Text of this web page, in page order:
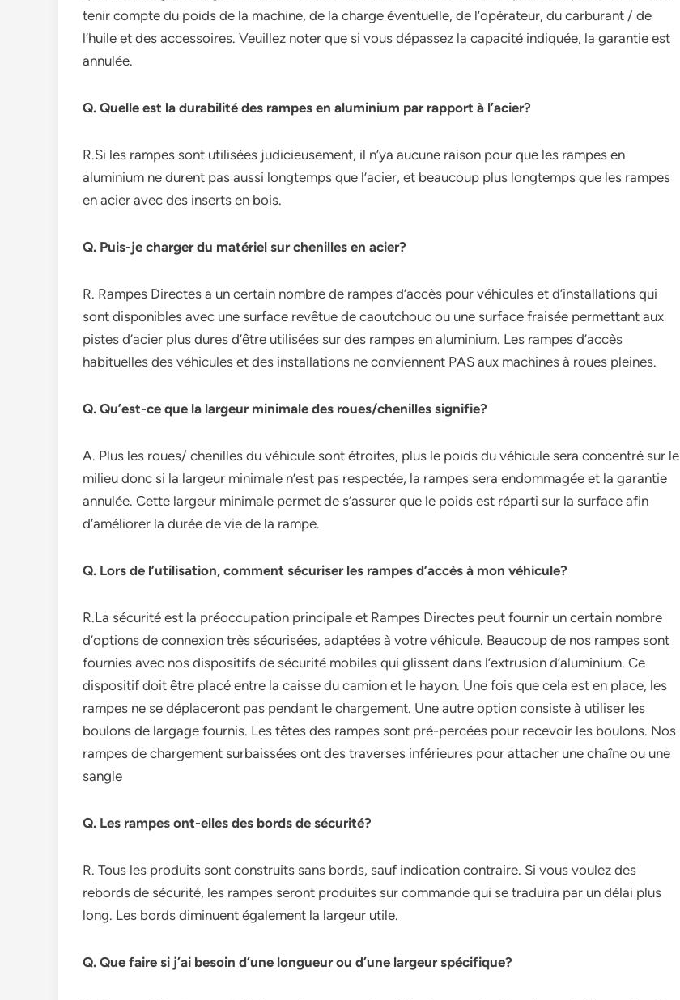
tenir compte du poids de la machine, de la charge éventuelle, de l’opérateur, du carburant / de
l’huile et des accessoires. Veuillez noter que si vous dépassez la capacité indiquée, la garantie est
annulée.
Q. Quelle est la durabilité des rampes en aluminium par rapport à l’acier?
R.Si les rampes sont utilisées judicieusement, il n’ya aucune raison pour que les rampes en
aluminium ne durent pas aussi longtemps que l’acier, et beaucoup plus longtemps que les rampes
en acier avec des inserts en bois.
Q. Puis-je charger du matériel sur chenilles en acier?
R. Rampes Directes a un certain nombre de rampes d’accès pour véhicules et d’installations qui
sont disponibles avec une surface revêtue de caoutchouc ou une surface fraisée permettant aux
pistes d’acier plus dures d’être utilisées sur des rampes en aluminium. Les rampes d’accès
habituelles des véhicules et des installations ne conviennent PAS aux machines à roues pleines.
Q. Qu’est-ce que la largeur minimale des roues/chenilles signifie?
A. Plus les roues/ chenilles du véhicule sont étroites, plus le poids du véhicule sera concentré sur le
milieu donc si la largeur minimale n’est pas respectée, la rampes sera endommagée et la garantie
annulée. Cette largeur minimale permet de s’assurer que le poids est réparti sur la surface afin
d’améliorer la durée de vie de la rampe.
Q. Lors de l’utilisation, comment sécuriser les rampes d’accès à mon véhicule?
R.La sécurité est la préoccupation principale et Rampes Directes peut fournir un certain nombre
d’options de connexion très sécurisées, adaptées à votre véhicule. Beaucoup de nos rampes sont
fournies avec nos dispositifs de sécurité mobiles qui glissent dans l’extrusion d’aluminium. Ce
dispositif doit être placé entre la caisse du camion et le hayon. Une fois que cela est en place, les
rampes ne se déplaceront pas pendant le chargement. Une autre option consiste à utiliser les
boulons de largage fournis. Les têtes des rampes sont pré-percées pour recevoir les boulons. Nos
rampes de chargement surbaissées ont des traverses inférieures pour attacher une chaîne ou une
sangle
Q. Les rampes ont-elles des bords de sécurité?
R. Tous les produits sont construits sans bords, sauf indication contraire. Si vous voulez des
rebords de sécurité, les rampes seront produites sur commande qui se traduira par un délai plus
long. Les bords diminuent également la largeur utile.
Q. Que faire si j’ai besoin d’une longueur ou d’une largeur spécifique?